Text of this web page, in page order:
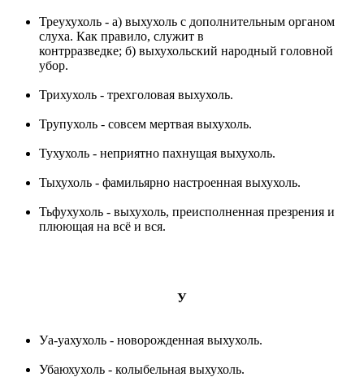
Треухухоль - a) выхухоль с дополнительным органом
слуха. Как правило, служит в
контрразведке; б) выхухольский народный головной
убор.
Трихухоль - трехголовая выхухоль.
Трупухоль - совсем мертвая выхухоль.
Тухухоль - неприятно пахнущая выхухоль.
Тыхухоль - фамильярно настроенная выхухоль.
Тьфухухоль - выхухоль, преисполненная презрения и
плюющая на всё и вся.
У
Уа-уахухоль - новорожденная выхухоль.
Убаюхухоль - колыбельная выхухоль.